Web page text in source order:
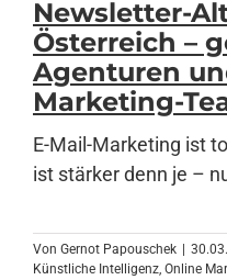
Anmelden
Newsletter-
Österreich –
Agenturen
Marketing-
E-Mail-Marketing ist
ist stärker denn je –
Von Gernot Papouschek
Künstliche Intelligenz, Online